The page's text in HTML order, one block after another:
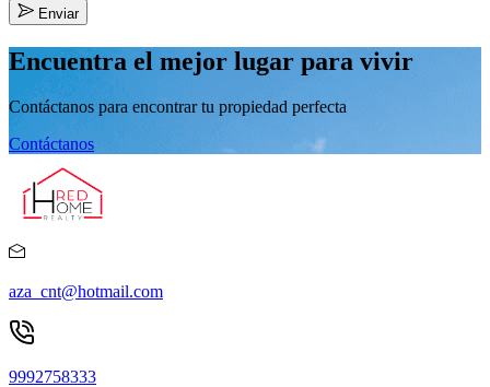
Enviar
Encuentra el mejor lugar para vivir
Contáctanos para encontrar tu propiedad perfecta
Contáctanos
aza_cnt@hotmail.com
9992758333